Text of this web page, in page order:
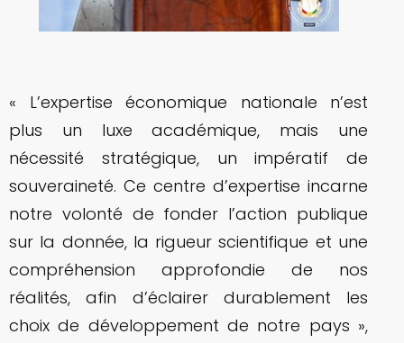
« L’expertise économique nationale n’est
plus un luxe académique, mais une
nécessité stratégique, un impératif de
souveraineté. Ce centre d’expertise incarne
notre volonté de fonder l’action publique
sur la donnée, la rigueur scientifique et une
compréhension approfondie de nos
réalités, afin d’éclairer durablement les
choix de développement de notre pays »,